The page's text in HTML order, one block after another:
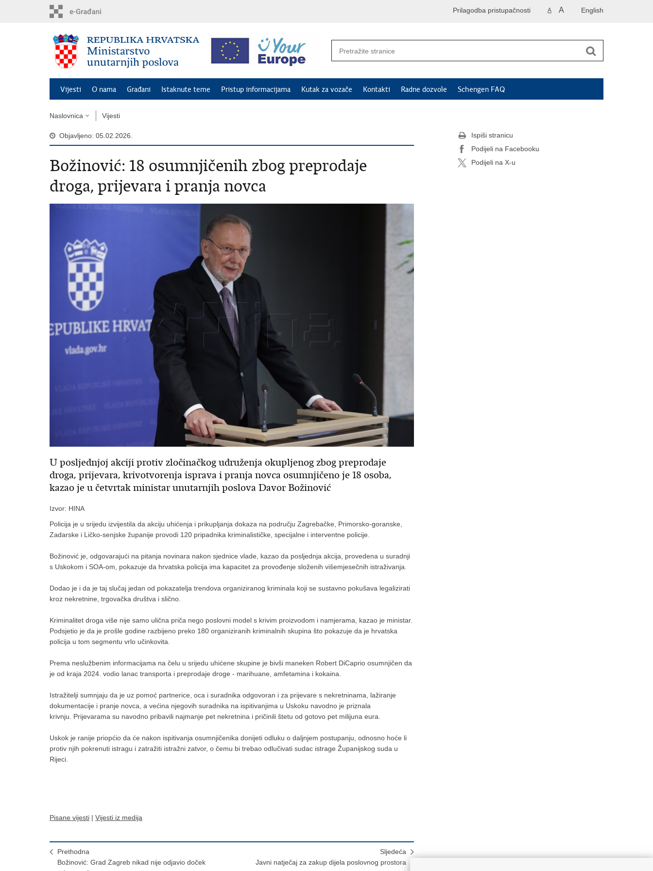
English
A A
Prilagodba pristupačnosti
Vijesti O nama Građani Istaknute teme Pristup informacijama Kutak za vozače Kontakti Radne dozvole Schengen FAQ
Naslovnica Vijesti
Objavljeno: 05.02.2026.
Božinović: 18 osumnjičenih zbog preprodaje
droga, prijevara i pranja novca
U posljednjoj akciji protiv zločinačkog udruženja okupljenog zbog preprodaje
droga, prijevara, krivotvorenja isprava i pranja novca osumnjičeno je 18 osoba,
kazao je u četvrtak ministar unutarnjih poslova Davor Božinović
Izvor: HINA
Policija je u srijedu izvijestila da akciju uhićenja i prikupljanja dokaza na području Zagrebačke, Primorsko-goranske,
Zadarske i Ličko-senjske županije provodi 120 pripadnika kriminalističke, specijalne i interventne policije.
Božinović je, odgovarajući na pitanja novinara nakon sjednice vlade, kazao da posljednja akcija, provedena u suradnji
s Uskokom i SOA-om, pokazuje da hrvatska policija ima kapacitet za provođenje složenih višemjesečnih istraživanja.
Dodao je i da je taj slučaj jedan od pokazatelja trendova organiziranog kriminala koji se sustavno pokušava legalizirati
kroz nekretnine, trgovačka društva i slično.
Kriminalitet droga više nije samo ulična priča nego poslovni model s krivim proizvodom i namjerama, kazao je ministar.
Podsjetio je da je prošle godine razbijeno preko 180 organiziranih kriminalnih skupina što pokazuje da je hrvatska
policija u tom segmentu vrlo učinkovita.
Prema neslužbenim informacijama na čelu u srijedu uhićene skupine je bivši maneken Robert DiCaprio osumnjičen da
je od kraja 2024. vodio lanac transporta i preprodaje droge - marihuane, amfetamina i kokaina.
Istražitelji sumnjaju da je uz pomoć partnerice, oca i suradnika odgovoran i za prijevare s nekretninama, lažiranje
dokumentacije i pranje novca, a većina njegovih suradnika na ispitivanjima u Uskoku navodno je priznala
krivnju. Prijevarama su navodno pribavili najmanje pet nekretnina i pričinili štetu od gotovo pet milijuna eura.
Uskok je ranije priopćio da će nakon ispitivanja osumnjičenika donijeti odluku o daljnjem postupanju, odnosno hoće li
protiv njih pokrenuti istragu i zatražiti istražni zatvor, o čemu bi trebao odlučivati sudac istrage Županijskog suda u
Rijeci.
Pisane vijesti | Vijesti iz medija
Prethodna
Božinović: Grad Zagreb nikad nije odjavio doček
Sljedeća
Javni natječaj za zakup dijela poslovnog prostora
Ispiši stranicu
Podijeli na Facebooku
Podijeli na X-u